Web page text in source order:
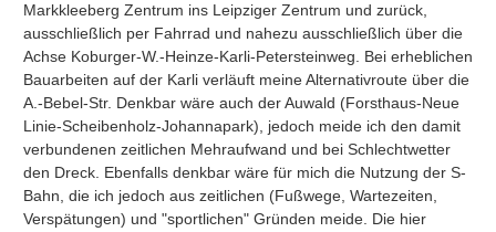
Markkleeberg Zentrum ins Leipziger Zentrum und zurück,
ausschließlich per Fahrrad und nahezu ausschließlich über die
Achse Koburger-W.-Heinze-Karli-Petersteinweg. Bei erheblichen
Bauarbeiten auf der Karli verläuft meine Alternativroute über die
A.-Bebel-Str. Denkbar wäre auch der Auwald (Forsthaus-Neue
Linie-Scheibenholz-Johannapark), jedoch meide ich den damit
verbundenen zeitlichen Mehraufwand und bei Schlechtwetter
den Dreck. Ebenfalls denkbar wäre für mich die Nutzung der S-
Bahn, die ich jedoch aus zeitlichen (Fußwege, Wartezeiten,
Verspätungen) und "sportlichen" Gründen meide. Die hier